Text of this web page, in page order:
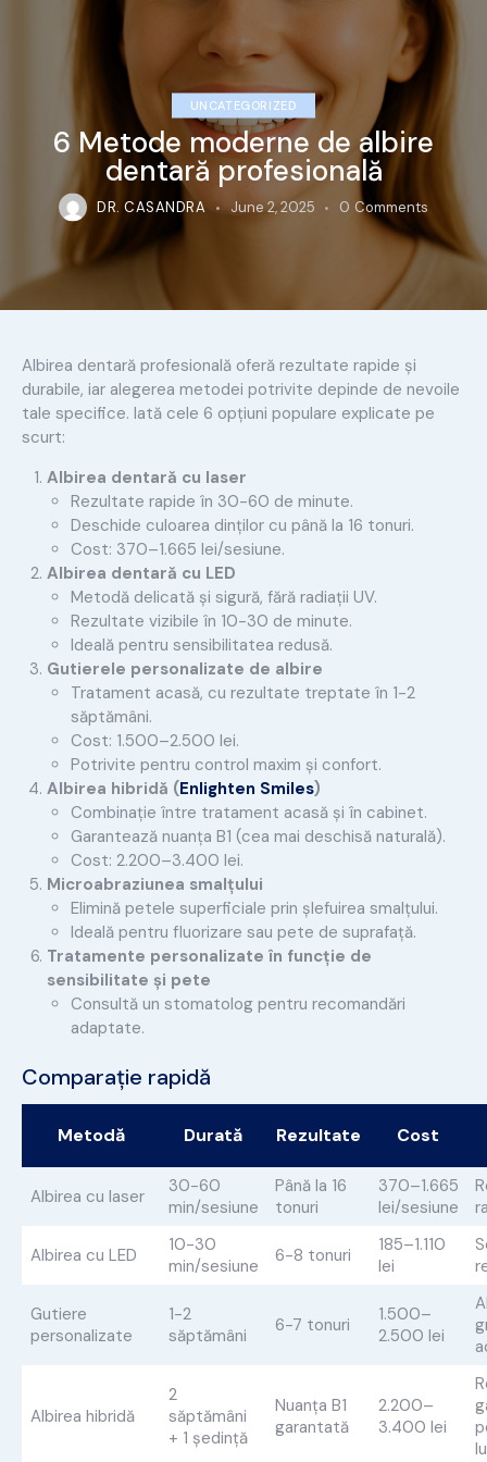
UNCATEGORIZED
6 Metode moderne de albire
dentară profesională
DR. CASANDRA June 2, 2025 0 Comments
Albirea dentară profesională oferă rezultate rapide și
durabile, iar alegerea metodei potrivite depinde de nevoile
tale specifice. Iată cele 6 opțiuni populare explicate pe
scurt:
Albirea dentară cu laser
Rezultate rapide în 30-60 de minute.
Deschide culoarea dinților cu până la 16 tonuri.
Cost: 370–1.665 lei/sesiune.
Albirea dentară cu LED
Metodă delicată și sigură, fără radiații UV.
Rezultate vizibile în 10-30 de minute.
Ideală pentru sensibilitatea redusă.
Gutierele personalizate de albire
Tratament acasă, cu rezultate treptate în 1-2
săptămâni.
Cost: 1.500–2.500 lei.
Potrivite pentru control maxim și confort.
Albirea hibridă (Enlighten Smiles)
Combinație între tratament acasă și în cabinet.
Garantează nuanța B1 (cea mai deschisă naturală).
Cost: 2.200–3.400 lei.
Microabraziunea smalțului
Elimină petele superficiale prin șlefuirea smalțului.
Ideală pentru fluorizare sau pete de suprafață.
Tratamente personalizate în funcție de
sensibilitate și pete
Consultă un stomatolog pentru recomandări
adaptate.
Comparație rapidă
Metodă Durată Rezultate Cost
Albirea cu laser
30-60
min/sesiune
Până la 16
tonuri
370–1.665
lei/sesiune
Albirea cu LED
10-30
min/sesiune
6-8 tonuri
185–1.110
lei
Gutiere
personalizate
1-2
săptămâni
6-7 tonuri
1.500–
2.500 lei
Albirea hibridă
2
săptămâni
+ 1 ședință
Nuanța B1
garantată
2.200–
3.400 lei